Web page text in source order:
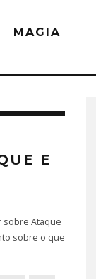
MAGIA
E
sobre Ataque
sobre o que